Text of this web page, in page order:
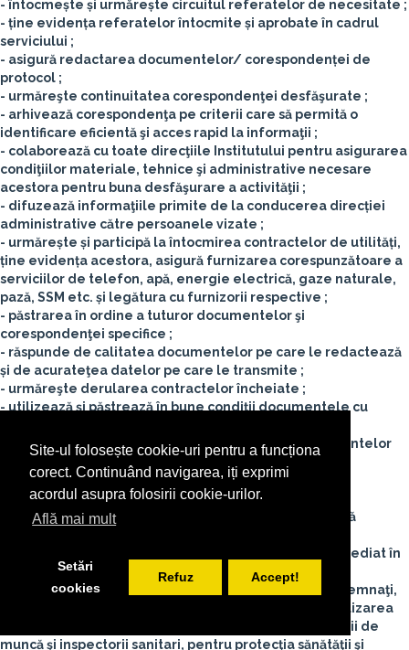
Site-ul folosește cookie-uri pentru a funcționa
corect. Continuând navigarea, iți exprimi
acordul asupra folosirii cookie-urilor.
Află mai mult
Setări
cookies
Refuz Accept!
- întocmește și urmărește circuitul referatelor de necesitate ;
- ține evidența referatelor întocmite și aprobate în cadrul
serviciului ;
- asigură redactarea documentelor/ corespondenței de
protocol ;
- urmăreşte continuitatea corespondenţei desfăşurate ;
- arhivează corespondenţa pe criterii care să permită o
identificare eficientă şi acces rapid la informaţii ;
- colaborează cu toate direcţiile Institutului pentru asigurarea
condiţiilor materiale, tehnice şi administrative necesare
acestora pentru buna desfăşurare a activităţii ;
- difuzează informaţiile primite de la conducerea direcției
administrative către persoanele vizate ;
- urmărește și participă la întocmirea contractelor de utilități,
ține evidența acestora, asigură furnizarea corespunzătoare a
serviciilor de telefon, apă, energie electrică, gaze naturale,
pază, SSM etc. și legătura cu furnizorii respective ;
- păstrarea în ordine a tuturor documentelor şi
corespondenţei specifice ;
- răspunde de calitatea documentelor pe care le redactează
și de acurateţea datelor pe care le transmite ;
- urmăreşte derularea contractelor încheiate ;
- utilizează și păstrează în bune condiţii documentele cu
- păstrează secretul profesional şi conţinutul documentelor
cu care intră în contact ;
- respectă prevederile actelor normative interne şi
procedurile de lucru privitoare la postul său ;
- adoptă în permanenţă un comportament în măsură să
- să cunoască măsurile de prim ajutor și să le aplice imediat în
caz de accident ;
- să coopereze cu angajatorul şi/sau cu lucrătorii desemnaţi,
atât timp cât este necesar, pentru a face posibilă realizarea
oricăror măsuri sau cerinţe dispuse de către inspectorii de
muncă şi inspectorii sanitari, pentru protecţia sănătăţii şi